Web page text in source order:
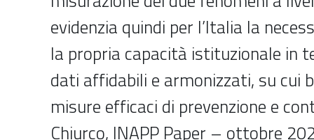
evidenzia quindi per l’Italia la
la propria capacità istituzionale in
dati affidabili e armonizzati, su cui
misure efficaci di prevenzione e
Chiurco, INAPP Paper – ottobre